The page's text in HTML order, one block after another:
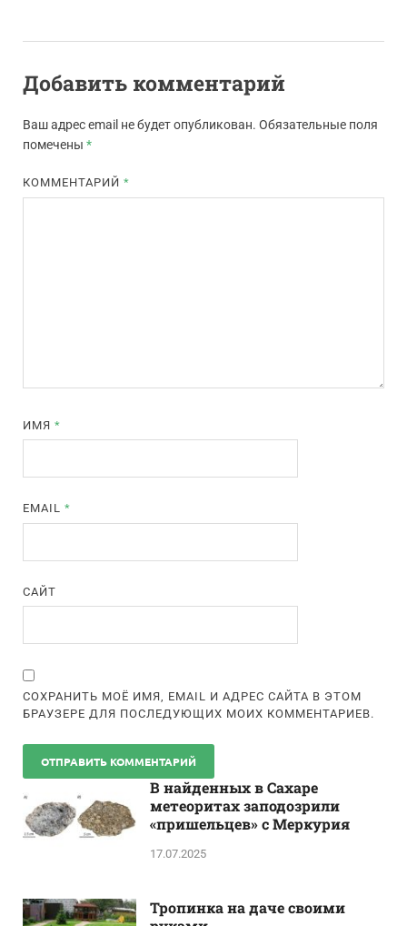
Добавить комментарий
Ваш адрес email не будет опубликован. Обязательные поля
помечены *
КОММЕНТАРИЙ*
ИМЯ*
EMAIL*
САЙТ
СОХРАНИТЬ МОЁ ИМЯ, EMAIL И АДРЕС САЙТА В ЭТОМ
БРАУЗЕРЕ ДЛЯ ПОСЛЕДУЮЩИХ МОИХ КОММЕНТАРИЕВ.
В найденных в Сахаре
метеоритах заподозрили
«пришельцев» с Меркурия
17.07.2025
Тропинка на даче своими